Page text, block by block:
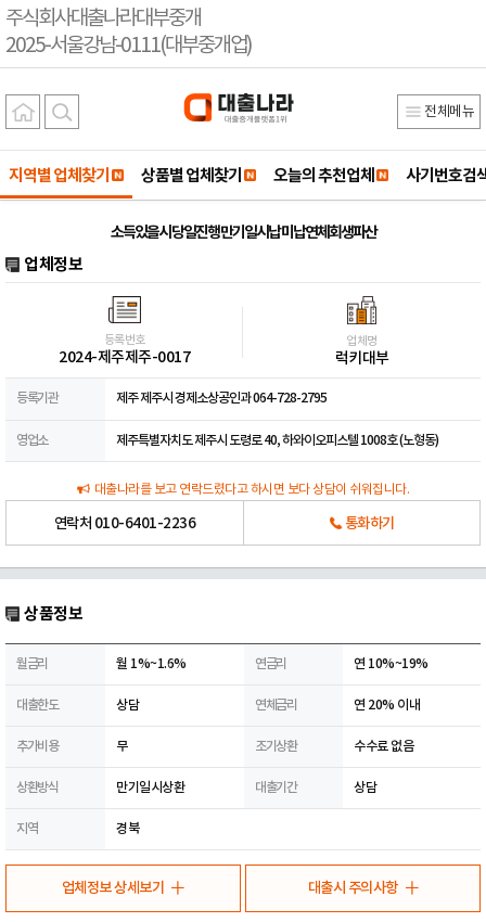
주식회사대출나라대부중개
2025-서울강남-0111(대부중개업)
전체메뉴
지역별 업체찾기 상품별 업체찾기 오늘의 추천업체 사기번호검
소득있을시 당일진행 만기일시납 미납연체회생파산
업체정보
등록번호
2024-제주제주-0017
업체명
럭키대부
등록기관 제주 제주시 경제소상공인과 064-728-2795
영업소 제주특별자치도 제주시 도령로 40, 하와이오피스텔 1008호 (노형동)
대출나라를 보고 연락드렸다고 하시면 보다 상담이 쉬워집니다.
연락처 010-6401-2236 통화하기
상품정보
월금리 월 1%~1.6% 연금리 연 10%~19%
대출한도 상담 연체금리 연 20% 이내
추가비용 무 조기상환 수수료 없음
상환방식 만기일시상환 대출기간 상담
지역 경북
업체정보 상세보기 대출시 주의사항